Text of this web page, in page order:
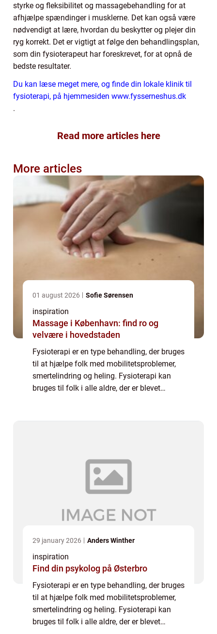
styrke og fleksibilitet og massagebehandling for at
afhjælpe spændinger i musklerne. Det kan også være
nødvendigt at lære, hvordan du beskytter og plejer din
ryg korrekt. Det er vigtigt at følge den behandlingsplan,
som din fysioterapeut har foreskrevet, for at opnå de
bedste resultater.
Du kan læse meget mere, og finde din lokale klinik til
fysioterapi, på hjemmesiden www.fysserneshus.dk
.
Read more articles here
More articles
01 august 2026 Sofie Sørensen
inspiration
Massage i København: find ro og
velvære i hovedstaden
Fysioterapi er en type behandling, der bruges
til at hjælpe folk med mobilitetsproblemer,
smertelindring og heling. Fysioterapi kan
bruges til folk i alle aldre, der er blevet
29 january 2026 Anders Winther
inspiration
Find din psykolog på Østerbro
Fysioterapi er en type behandling, der bruges
til at hjælpe folk med mobilitetsproblemer,
smertelindring og heling. Fysioterapi kan
bruges til folk i alle aldre, der er blevet